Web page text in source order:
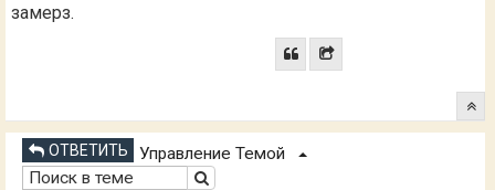
замерз.
ОТВЕТИТЬ Управление Темой